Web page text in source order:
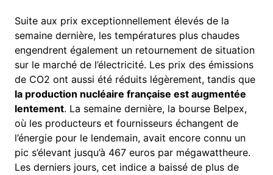
Suite aux prix exceptionnellement élevés de la
semaine dernière, les températures plus chaudes
engendrent également un retournement de situation
sur le marché de l’électricité. Les prix des émissions
de CO2 ont aussi été réduits légèrement, tandis que
la production nucléaire française est augmentée
lentement. La semaine dernière, la bourse Belpex,
où les producteurs et fournisseurs échangent de
l’énergie pour le lendemain, avait encore connu un
pic s’élevant jusqu’à 467 euros par mégawattheure.
Les derniers jours, cet indice a baissé de plus de